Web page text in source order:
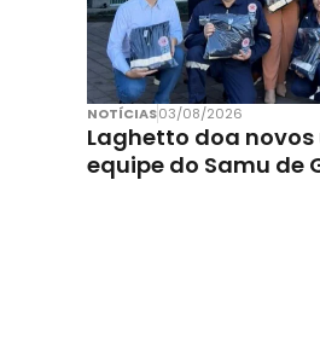
NOTÍCIAS03/08/2026
Laghetto doa
equipe do Samu de